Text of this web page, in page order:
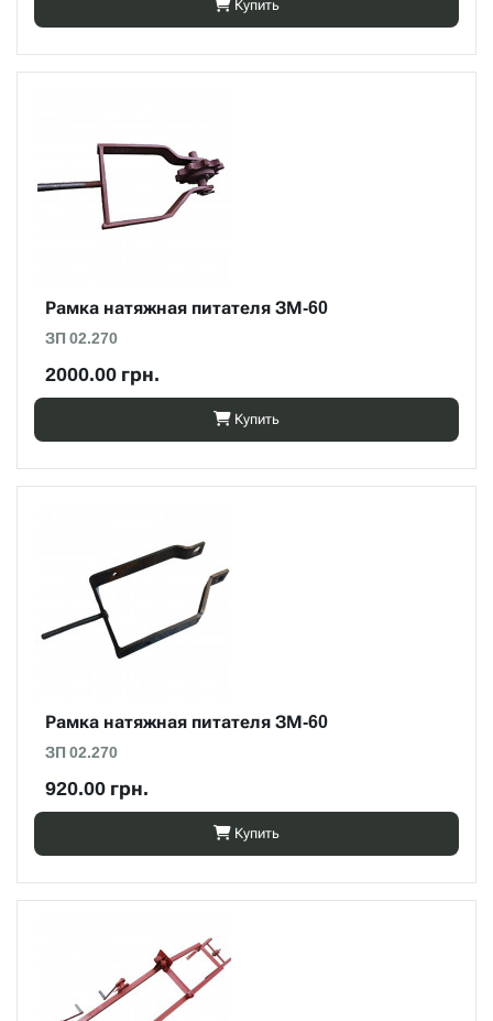
Купить
Рамка натяжная питателя ЗМ-60
ЗП 02.270
2000.00 грн.
Купить
Рамка натяжная питателя ЗМ-60
ЗП 02.270
920.00 грн.
Купить